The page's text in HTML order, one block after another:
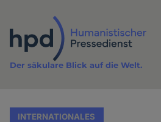
Inhalt
Der säkulare Blick auf die Welt.
INTERNATIONALES